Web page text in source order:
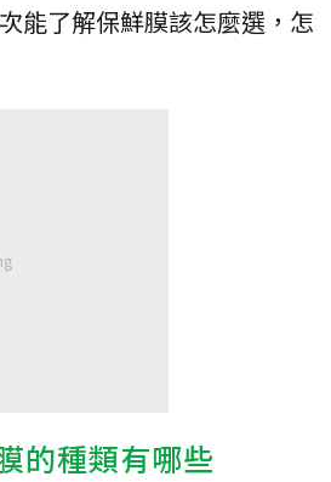
能了解保鮮膜該怎麼選，怎
的種類有哪些